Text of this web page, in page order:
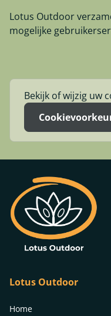
Lotus Outdoor
mogelijke
Bekijk of wijzig uw
Lotus Outdoor
Home